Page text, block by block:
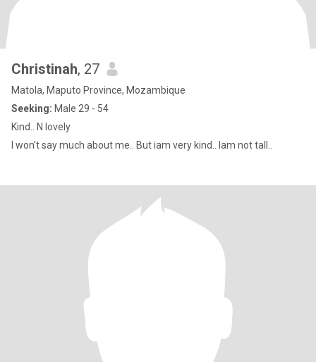
Christinah, 27
Matola, Maputo Province, Mozambique
Seeking: Male 29 - 54
Kind.. N lovely
I won't say much about me.. But iam very kind.. Iam not tall..